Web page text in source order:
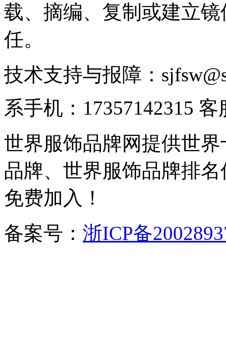
载、摘编、复制或建立
任。
技术支持与报障：
系手机：17357142315 客
世界服饰品牌网提供世
品牌、世界服饰品牌排
免费加入！
备案号： 浙ICP备